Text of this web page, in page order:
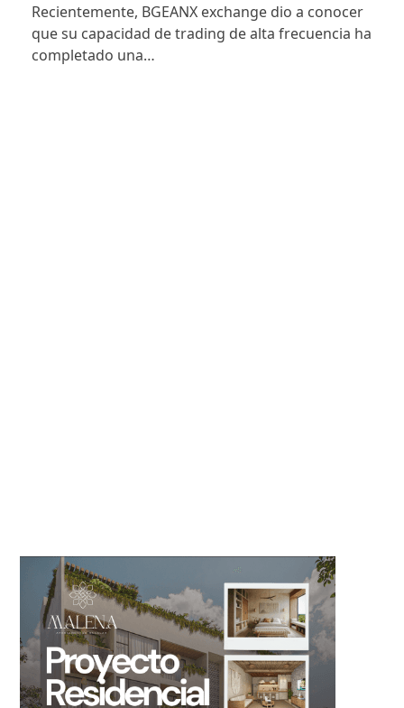
Recientemente, BGEANX exchange dio a conocer
que su capacidad de trading de alta frecuencia ha
completado una…